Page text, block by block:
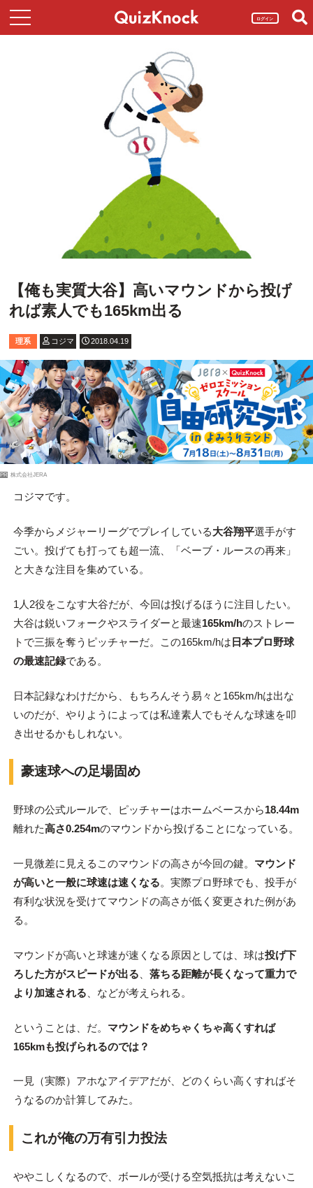
ログイン
【俺も実質大谷】高いマウンドから投げ
れば素人でも165km出る
理系 コジマ 2018.04.19
PR 株式会社JERA
コジマです。
今季からメジャーリーグでプレイしている大谷翔平選手がす
ごい。投げても打っても超一流、「ベーブ・ルースの再来」
と大きな注目を集めている。
1人2役をこなす大谷だが、今回は投げるほうに注目したい。
大谷は鋭いフォークやスライダーと最速165km/hのストレー
トで三振を奪うピッチャーだ。この165km/hは 日本プロ野球
の最速記録である。
日本記録なわけだから、もちろんそう易々と165km/hは出な
いのだが、やりようによっては私達素人でもそんな球速を叩
き出せるかもしれない。
豪速球への足場固め
野球の公式ルールで、ピッチャーはホームベースから18.44m
離れた高さ0.254mのマウンドから投げることになっている。
一見微差に見えるこのマウンドの高さが今回の鍵。 マウンド
が高いと一般に球速は速くなる。実際プロ野球でも、投手が
有利な状況を受けてマウンドの高さが低く変更された例があ
る。
マウンドが高いと球速が速くなる原因としては、球は投げ下
ろした方がスピードが出る
落ちる距離が長くなって重力で
より加速される 、などが考えられる。
ということは、だ。 マウンドをめちゃくちゃ高くすれば
165kmも投げられるのでは？
一見（実際）アホなアイデアだが、どのくらい高くすればそ
うなるのか計算してみた。
これが俺の万有引力投法
ややこしくなるので、ボールが受ける空気抵抗は考えないこ